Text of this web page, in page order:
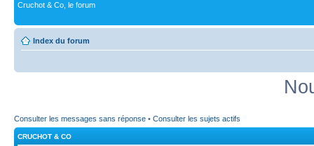
Cruchot & Co, le forum
Index du forum
Consulter les messages sans réponse • Consulter les sujets actifs
CRUCHOT & CO